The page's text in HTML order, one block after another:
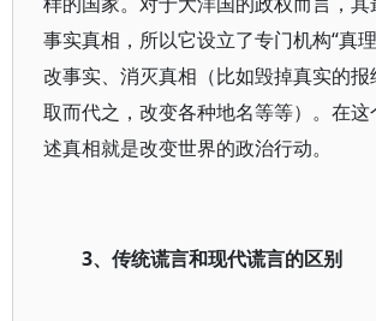
事实真相，所以它设立了专门机构“真
改事实、消灭真相（比如毁掉真实的
取而代之，改变各种地名等等）。在
述真相就是改变世界的政治行动。
3、传统谎言和现代谎言的区别